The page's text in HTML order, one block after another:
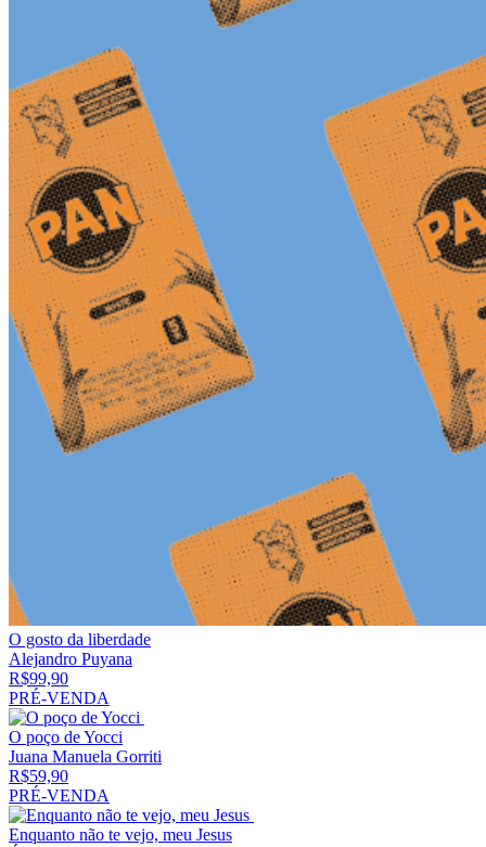
O gosto da liberdade
Alejandro Puyana
R$99,90
PRÉ-VENDA
O poço de Yocci
Juana Manuela Gorriti
R$59,90
PRÉ-VENDA
Enquanto não te vejo, meu Jesus